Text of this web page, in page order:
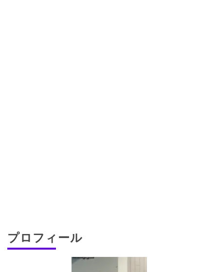
プロフィール